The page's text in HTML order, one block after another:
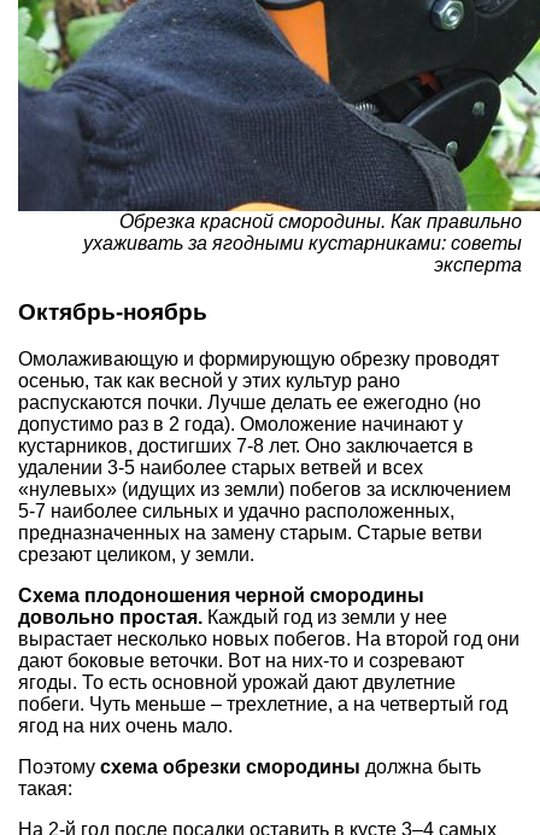
Обрезка красной смородины. Как правильно
ухаживать за ягодными кустарниками: советы
эксперта
Октябрь-ноябрь
Омолаживающую и формирующую обрезку проводят
осенью, так как весной у этих культур рано
распускаются почки. Лучше делать ее ежегодно (но
допустимо раз в 2 года). Омоложение начинают у
кустарников, достигших 7-8 лет. Оно заключается в
удалении 3-5 наиболее старых ветвей и всех
«нулевых» (идущих из земли) побегов за исключением
5-7 наиболее сильных и удачно расположенных,
предназначенных на замену старым. Старые ветви
срезают целиком, у земли.
Схема плодоношения черной смородины
довольно простая. Каждый год из земли у нее
вырастает несколько новых побегов. На второй год они
дают боковые веточки. Вот на них-то и созревают
ягоды. То есть основной урожай дают двулетние
побеги. Чуть меньше – трехлетние, а на четвертый год
ягод на них очень мало.
Поэтому схема обрезки смородины должна быть
такая:
На 2-й год после посадки оставить в кусте 3–4 самых